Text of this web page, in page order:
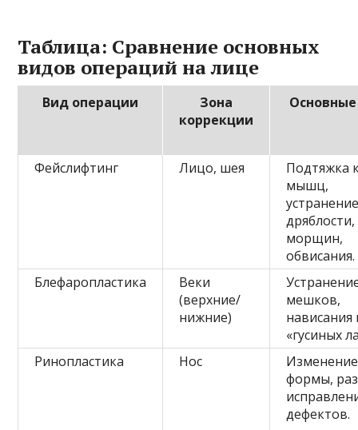
Таблица: Сравнение основных
видов операций на лице
Вид операции
Зона
коррекции
Фейслифтинг Лицо, шея
Подтяжка
мышц,
дряблости,
морщин,
обвисания.
Блефаропластика
Веки
(верхние/
нижние)
мешков,
«гусиных
Ринопластика
Нос
Изменение
формы,
дефектов.